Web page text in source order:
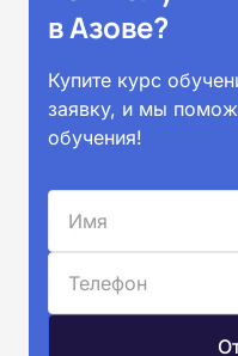
в Азове?
Купите курс
заявку, и мы
обучения!